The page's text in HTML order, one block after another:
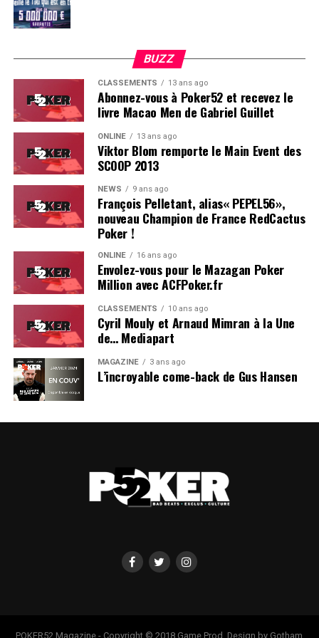
Soleau à gauche, sorti par Logghe au centre
BUZZ
CLASSEMENTS 13 ans ago
Abonnez-vous à Poker52 et recevez le
livre Macao Men de Gabriel Guillet
ONLINE 13 ans ago
Viktor Blom remporte le Main Event des
SCOOP 2013
NEWS 9 ans ago
François Pelletant, alias« PEPEL56»,
nouveau Champion de France RedCactus
Poker !
ONLINE 16 ans ago
Envolez-vous pour le Mazagan Poker
Million avec ACFPoker.fr
CLASSEMENTS 10 ans ago
Cyril Mouly et Arnaud Mimran à la Une
de… Mediapart
MAGAZINE 3 ans ago
L’incroyable come-back de Gus Hansen
POKER52 Magazine - Copyright © 2018 Game Prod. Design by Gotham